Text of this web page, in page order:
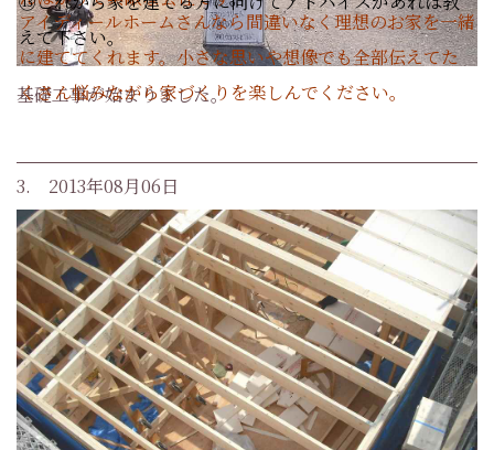
えて下さい。
アイディールホームさんなら間違いなく理想のお家を一緒
に建ててくれます。小さな思いや想像でも全部伝えてた
くさん悩みながら家づくりを楽しんでください。
基礎工事が始まりました。
3. 2013年08月06日